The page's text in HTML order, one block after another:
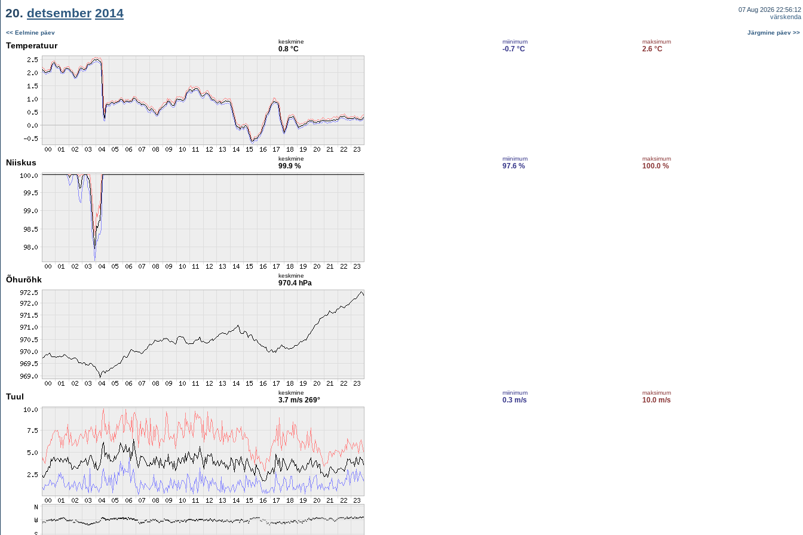
20. detsember 2014
07 Aug 2026 22:56:12
värskenda
<< Eelmine päev Järgmine päev >>
Temperatuur keskmine
0.8 °C
miinimum
-0.7 °C
maksimum
2.6 °C
Niiskus keskmine
99.9 %
miinimum
97.6 %
maksimum
100.0 %
Õhurõhk keskmine
970.4 hPa
Tuul keskmine
3.7 m/s 269°
miinimum
0.3 m/s
maksimum
10.0 m/s